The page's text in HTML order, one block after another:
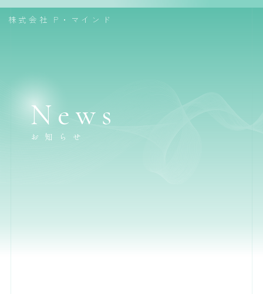
株式会社 P・マインド
News
お知らせ